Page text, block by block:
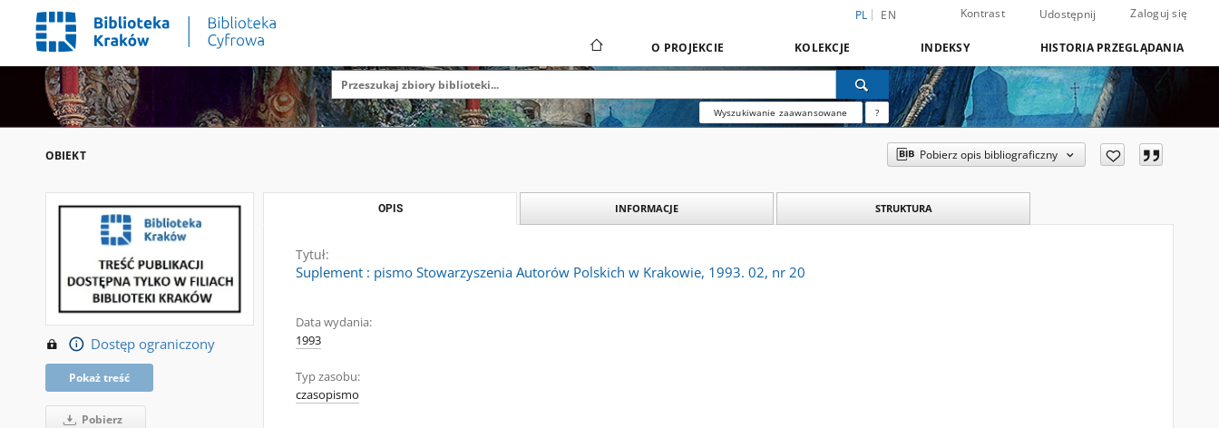
PL EN Kontrast Udostępnij Zaloguj się
O PROJEKCIE KOLEKCJE INDEKSY HISTORIA PRZEGLĄDANIA
Wyszukiwanie zaawansowane ?
OBIEKT Pobierz opis bibliograficzny
Dostęp ograniczony
Pokaż treść
Pobierz
OPIS INFORMACJE STRUKTURA
Tytuł:
Suplement : pismo Stowarzyszenia Autorów Polskich w Krakowie, 1993. 02, nr 20
Data wydania:
1993
Typ zasobu:
czasopismo